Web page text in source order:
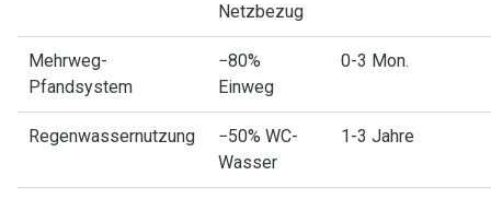
Netzbezug
Mehrweg-
Pfandsystem
−80%
Einweg
0-3 Mon.
Regenwassernutzung
−50% WC-
Wasser
1-3 Jahre